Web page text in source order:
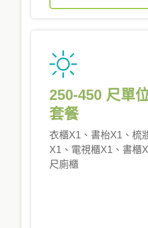
250-450 尺單
套餐
衣櫃X1、書枱X1、梳
X1、電視櫃X1、書櫃
尺廁櫃